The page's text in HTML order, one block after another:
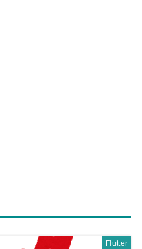
Flutter